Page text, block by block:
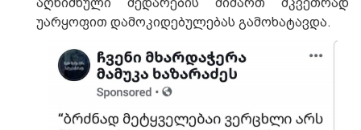
უარყოფით დამოკიდებულებას გამოხატავდა.